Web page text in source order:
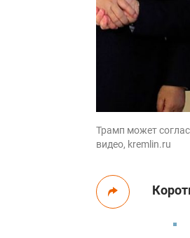
Трамп может
видео, kremlin.ru